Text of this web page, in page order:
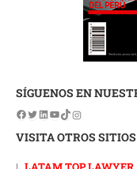
SÍGUENOS EN
VISITA OTROS SITIOS